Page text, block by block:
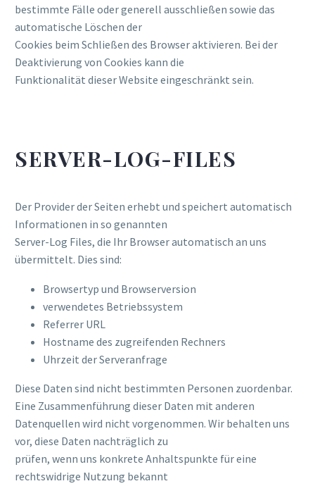
bestimmte Fälle oder generell ausschließen sowie das
automatische Löschen der
Cookies beim Schließen des Browser aktivieren. Bei der
Deaktivierung von Cookies kann die
Funktionalität dieser Website eingeschränkt sein.
SERVER-LOG-FILES
Der Provider der Seiten erhebt und speichert automatisch
Informationen in so genannten
Server-Log Files, die Ihr Browser automatisch an uns
übermittelt. Dies sind:
Browsertyp und Browserversion
verwendetes Betriebssystem
Referrer URL
Hostname des zugreifenden Rechners
Uhrzeit der Serveranfrage
Diese Daten sind nicht bestimmten Personen zuordenbar.
Eine Zusammenführung dieser Daten mit anderen
Datenquellen wird nicht vorgenommen. Wir behalten uns
vor, diese Daten nachträglich zu
prüfen, wenn uns konkrete Anhaltspunkte für eine
rechtswidrige Nutzung bekannt